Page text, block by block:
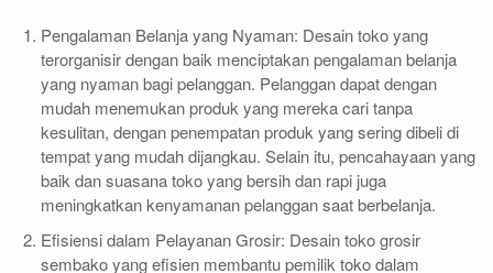
Pengalaman Belanja yang Nyaman: Desain toko yang
terorganisir dengan baik menciptakan pengalaman belanja
yang nyaman bagi pelanggan. Pelanggan dapat dengan
mudah menemukan produk yang mereka cari tanpa
kesulitan, dengan penempatan produk yang sering dibeli di
tempat yang mudah dijangkau. Selain itu, pencahayaan yang
baik dan suasana toko yang bersih dan rapi juga
meningkatkan kenyamanan pelanggan saat berbelanja.
Efisiensi dalam Pelayanan Grosir: Desain toko grosir
sembako yang efisien membantu pemilik toko dalam